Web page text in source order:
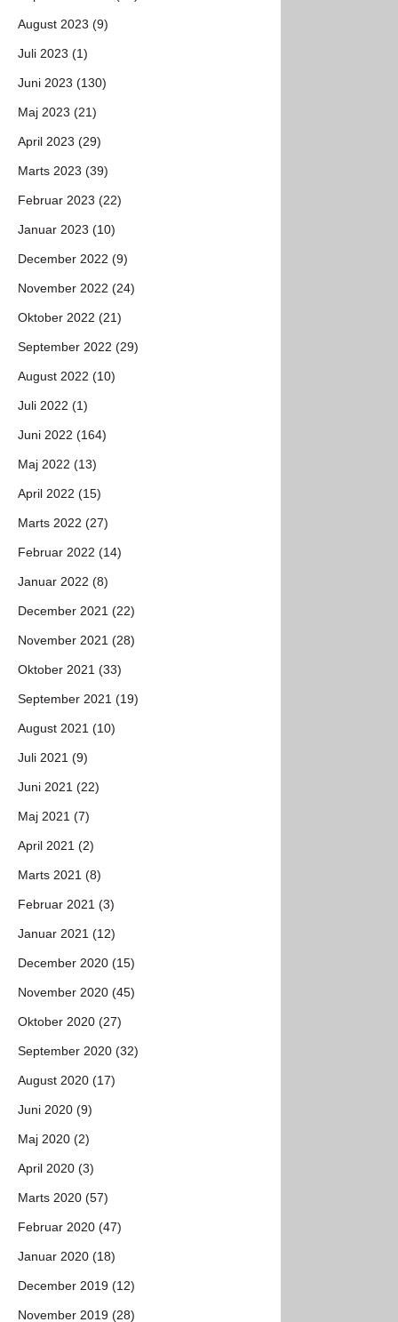
August 2023 (9)
Juli 2023 (1)
Juni 2023 (130)
Maj 2023 (21)
April 2023 (29)
Marts 2023 (39)
Februar 2023 (22)
Januar 2023 (10)
December 2022 (9)
November 2022 (24)
Oktober 2022 (21)
September 2022 (29)
August 2022 (10)
Juli 2022 (1)
Juni 2022 (164)
Maj 2022 (13)
April 2022 (15)
Marts 2022 (27)
Februar 2022 (14)
Januar 2022 (8)
December 2021 (22)
November 2021 (28)
Oktober 2021 (33)
September 2021 (19)
August 2021 (10)
Juli 2021 (9)
Juni 2021 (22)
Maj 2021 (7)
April 2021 (2)
Marts 2021 (8)
Februar 2021 (3)
Januar 2021 (12)
December 2020 (15)
November 2020 (45)
Oktober 2020 (27)
September 2020 (32)
August 2020 (17)
Juni 2020 (9)
Maj 2020 (2)
April 2020 (3)
Marts 2020 (57)
Februar 2020 (47)
Januar 2020 (18)
December 2019 (12)
November 2019 (28)